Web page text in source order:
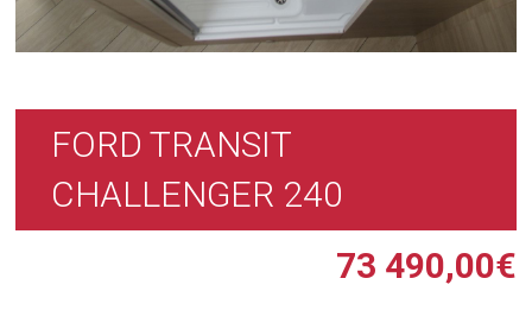
FORD TRANSIT
CHALLENGER 240
73 490,00€